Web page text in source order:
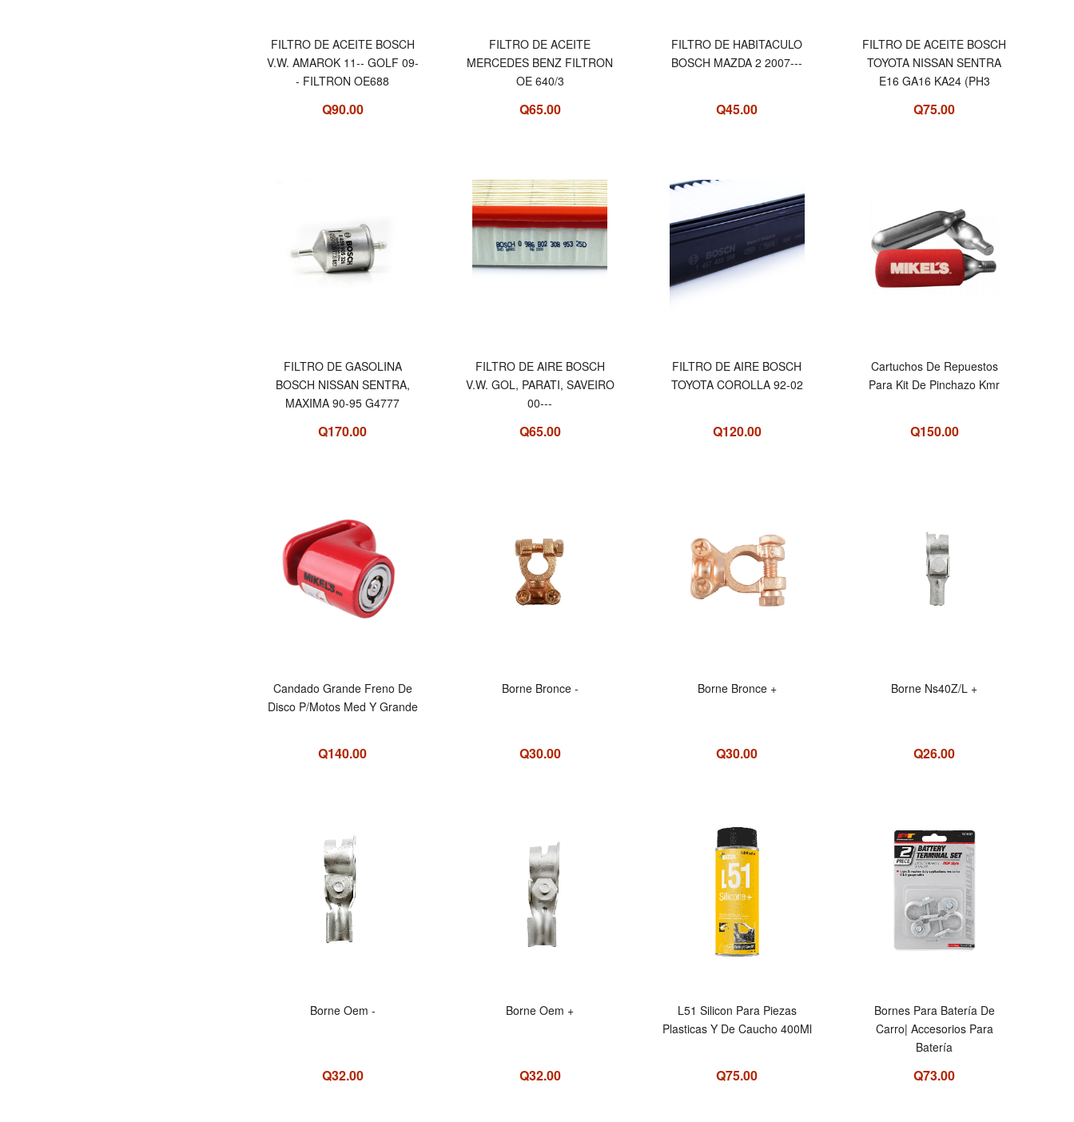
FILTRO DE ACEITE BOSCH
V.W. AMAROK 11-- GOLF 09-
- FILTRON OE688
Q90.00
FILTRO DE ACEITE
MERCEDES BENZ FILTRON
OE 640/3
Q65.00
FILTRO DE HABITACULO
BOSCH MAZDA 2 2007---
Q45.00
FILTRO DE ACEITE BOSCH
TOYOTA NISSAN SENTRA
E16 GA16 KA24 (PH3
Q75.00
FILTRO DE GASOLINA
BOSCH NISSAN SENTRA,
MAXIMA 90-95 G4777
Q170.00
FILTRO DE AIRE BOSCH
V.W. GOL, PARATI, SAVEIRO
00---
Q65.00
FILTRO DE AIRE BOSCH
TOYOTA COROLLA 92-02
Q120.00
Cartuchos De Repuestos
Para Kit De Pinchazo Kmr
Q150.00
Candado Grande Freno De
Disco P/Motos Med Y Grande
Q140.00
Borne Bronce -
Q30.00
Borne Bronce +
Q30.00
Borne Ns40Z/L +
Q26.00
Borne Oem -
Q32.00
Borne Oem +
Q32.00
L51 Silicon Para Piezas
Plasticas Y De Caucho 400Ml
Q75.00
Bornes Para Batería De
Carro| Accesorios Para
Batería
Q73.00